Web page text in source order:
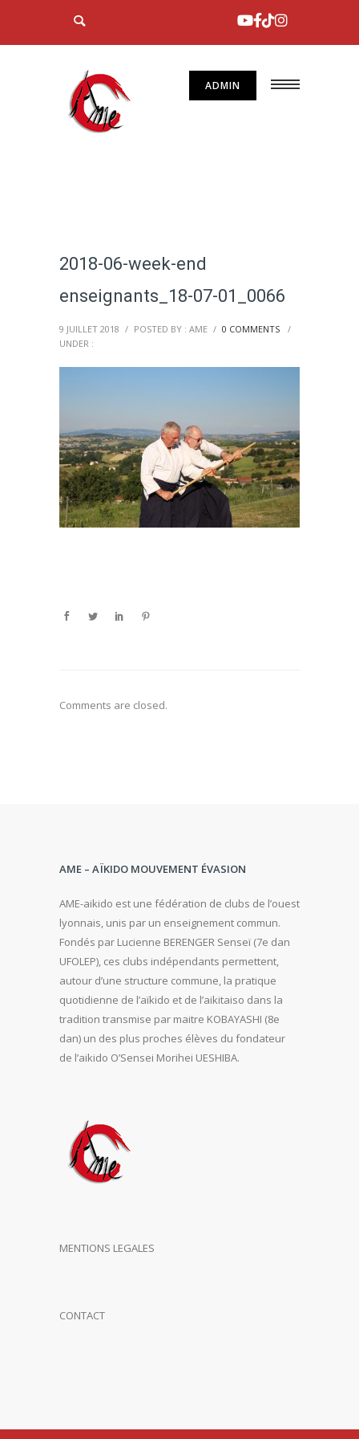
ADMIN
2018-06-week-end
enseignants_18-07-01_0066
9 JUILLET 2018 / POSTED BY : AME / 0 COMMENTS
/
UNDER :
Comments are closed.
AME – AÏKIDO MOUVEMENT ÉVASION
AME-aikido est une fédération de clubs de l’ouest
lyonnais, unis par un enseignement commun.
Fondés par Lucienne BERENGER Senseï (7e dan
UFOLEP), ces clubs indépendants permettent,
autour d’une structure commune, la pratique
quotidienne de l’aïkido et de l’aikitaiso dans la
tradition transmise par maitre KOBAYASHI (8e
dan) un des plus proches élèves du fondateur
de l’aikido O’Sensei Morihei UESHIBA.
MENTIONS LEGALES
CONTACT